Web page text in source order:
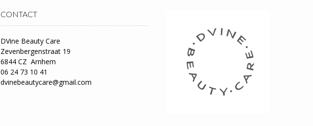
CONTACT
DVine Beauty Care
Zevenbergenstraat 19
6844 CZ Arnhem
06 24 73 10 41
dvinebeautycare@gmail.com